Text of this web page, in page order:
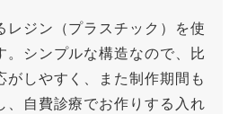
レジン（プラスチック）を使
。シンプルな構造なので、比
がしやすく、また制作期間も
、自費診療でお作りする入れ